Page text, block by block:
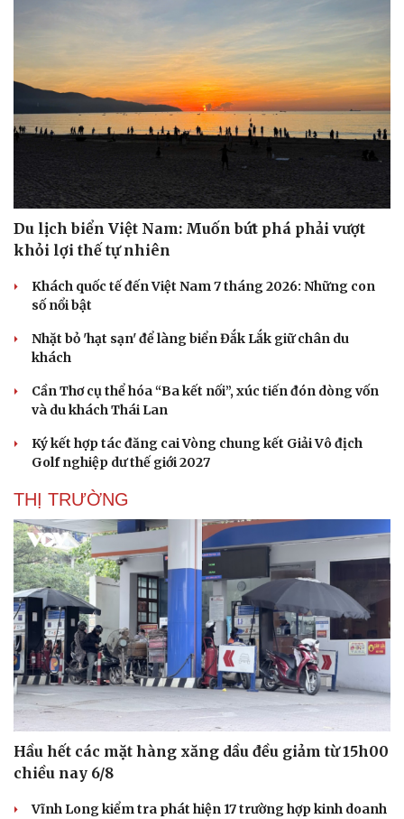
Du lịch
Tư vấn
Săn Tour
Podcast
Câu chuyện thời sự
Kể chuyện cho bé
Du lịch biển Việt Nam: Muốn bứt phá phải vượt
khỏi lợi thế tự nhiên
Khách quốc tế đến Việt Nam 7 tháng 2026: Những con
số nổi bật
Nhặt bỏ 'hạt sạn' để làng biển Đắk Lắk giữ chân du
khách
Cần Thơ cụ thể hóa “Ba kết nối”, xúc tiến đón dòng vốn
và du khách Thái Lan
Ký kết hợp tác đăng cai Vòng chung kết Giải Vô địch
Golf nghiệp dư thế giới 2027
THỊ TRƯỜNG
Hầu hết các mặt hàng xăng dầu đều giảm từ 15h00
chiều nay 6/8
Vĩnh Long kiểm tra phát hiện 17 trường hợp kinh doanh